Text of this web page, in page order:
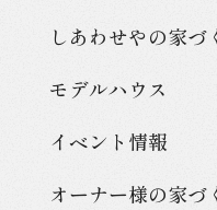
しあわせやの家づ
モデルハウス
イベント情報
オーナー様の家づ